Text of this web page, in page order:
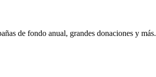
de fondo anual, grandes donaciones y más.